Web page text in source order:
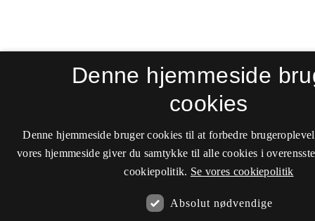
Denne hjemmeside
cookies
Denne hjemmeside bruger cookies til at forbedre
vores hjemmeside giver du samtykke til alle cookies i
cookiepolitik. Se vores cookiepolitik
Absolut nødvendige